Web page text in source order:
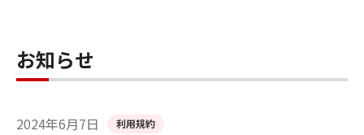
お知らせ
2024年6月7日 利用規約